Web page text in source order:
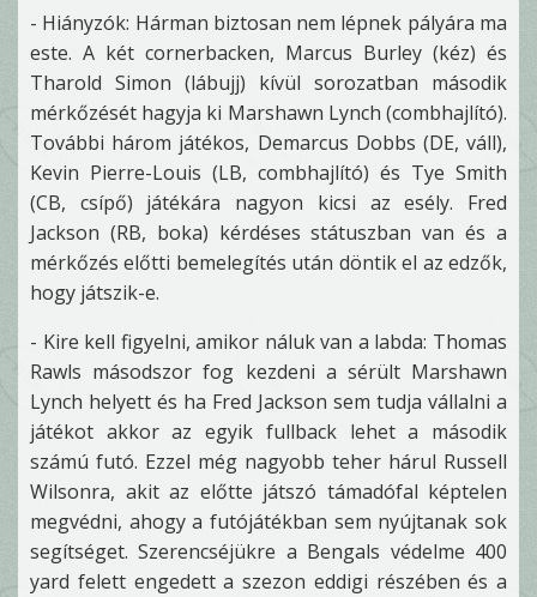
- Hiányzók: Hárman biztosan nem lépnek pályára ma
este. A két cornerbacken, Marcus Burley (kéz) és
Tharold Simon (lábujj) kívül sorozatban második
mérkőzését hagyja ki Marshawn Lynch (combhajlító).
További három játékos, Demarcus Dobbs (DE, váll),
Kevin Pierre-Louis (LB, combhajlító) és Tye Smith
(CB, csípő) játékára nagyon kicsi az esély. Fred
Jackson (RB, boka) kérdéses státuszban van és a
mérkőzés előtti bemelegítés után döntik el az edzők,
hogy játszik-e.
- Kire kell figyelni, amikor náluk van a labda: Thomas
Rawls másodszor fog kezdeni a sérült Marshawn
Lynch helyett és ha Fred Jackson sem tudja vállalni a
játékot akkor az egyik fullback lehet a második
számú futó. Ezzel még nagyobb teher hárul Russell
Wilsonra, akit az előtte játszó támadófal képtelen
megvédni, ahogy a futójátékban sem nyújtanak sok
segítséget. Szerencséjükre a Bengals védelme 400
yard felett engedett a szezon eddigi részében és a